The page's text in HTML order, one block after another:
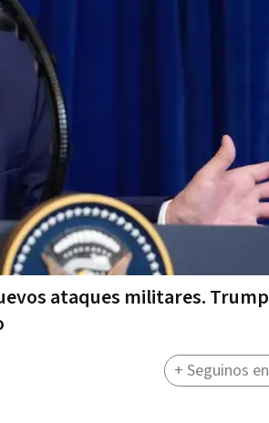
ataques militares. Trump
+ Seguinos en